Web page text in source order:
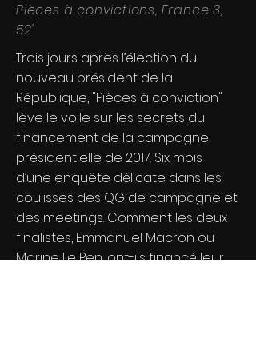
Pièces à convictions, France 3,
52'
Trois jours après l’élection du
nouveau président de la
République, "Pièces à conviction"
lève le voile sur les secrets du
financement de la campagne
présidentielle de 2017. Six mois
d’une enquête délicate dans les
coulisses des QG de campagne et
des meetings. Comment les deux
finalistes, Emmanuel Macron ou
Marine Le Pen, ont-ils financé leur